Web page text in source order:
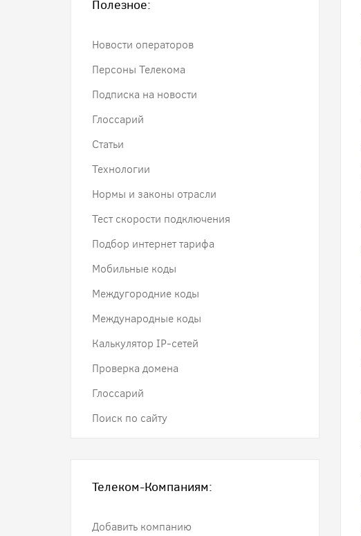
Полезное:
Новости операторов
Персоны Телекома
Подписка на новости
Глоссарий
Статьи
Технологии
Нормы и законы отрасли
Тест скорости подключения
Подбор интернет тарифа
Мобильные коды
Междугородние коды
Международные коды
Калькулятор IP-сетей
Проверка домена
Глоссарий
Поиск по сайту
Телеком-Компаниям:
Добавить компанию